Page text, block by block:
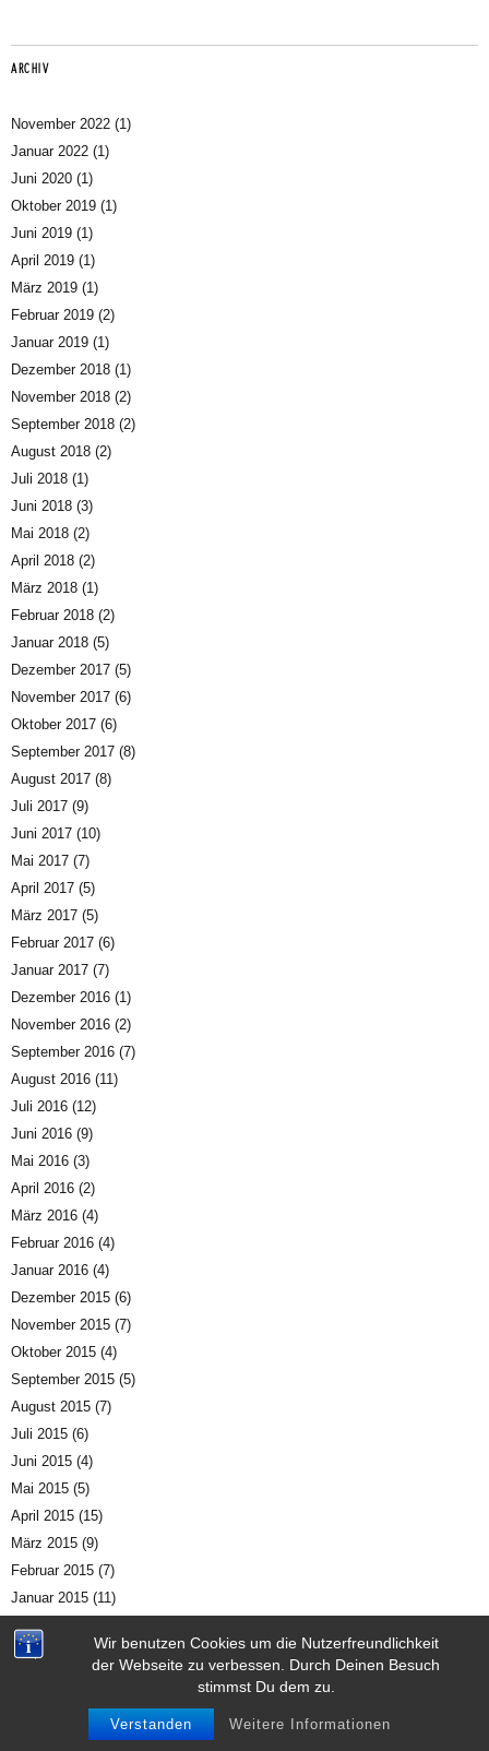
Wir benutzen Cookies um die Nutzerfreundlichkeit
der Webseite zu verbessen. Durch Deinen Besuch
stimmst Du dem zu.
Verstanden Weitere Informationen
ARCHIV
November 2022 (1)
Januar 2022 (1)
Juni 2020 (1)
Oktober 2019 (1)
Juni 2019 (1)
April 2019 (1)
März 2019 (1)
Februar 2019 (2)
Januar 2019 (1)
Dezember 2018 (1)
November 2018 (2)
September 2018 (2)
August 2018 (2)
Juli 2018 (1)
Juni 2018 (3)
Mai 2018 (2)
April 2018 (2)
März 2018 (1)
Februar 2018 (2)
Januar 2018 (5)
Dezember 2017 (5)
November 2017 (6)
Oktober 2017 (6)
September 2017 (8)
August 2017 (8)
Juli 2017 (9)
Juni 2017 (10)
Mai 2017 (7)
April 2017 (5)
März 2017 (5)
Februar 2017 (6)
Januar 2017 (7)
Dezember 2016 (1)
November 2016 (2)
September 2016 (7)
August 2016 (11)
Juli 2016 (12)
Juni 2016 (9)
Mai 2016 (3)
April 2016 (2)
März 2016 (4)
Februar 2016 (4)
Januar 2016 (4)
Dezember 2015 (6)
November 2015 (7)
Oktober 2015 (4)
September 2015 (5)
August 2015 (7)
Juli 2015 (6)
Juni 2015 (4)
Mai 2015 (5)
April 2015 (15)
März 2015 (9)
Februar 2015 (7)
Januar 2015 (11)
Dezember 2014
November 2014(23)
September 2014(21)